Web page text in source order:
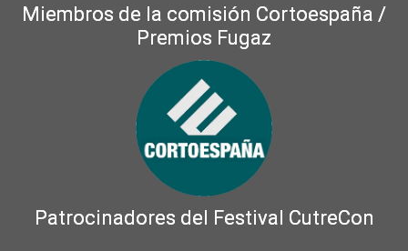
Miembros de la comisión Cortoespaña /
Premios Fugaz
Patrocinadores del Festival CutreCon